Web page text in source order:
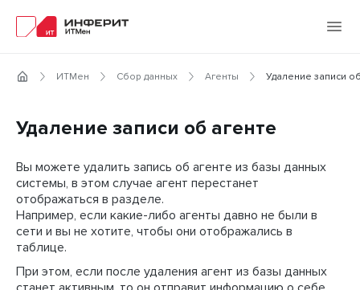
ИТМен Сбор данных Агенты Удаление записи
Удаление записи об агенте
Вы можете удалить запись об агенте из базы данных
системы, в этом случае агент перестанет
отображаться в разделе.
Например, если какие-либо агенты давно не были в
сети и вы не хотите, чтобы они отображались в
таблице.
При этом, если после удаления агент из базы данных
станет активным, то он отправит информацию о себе